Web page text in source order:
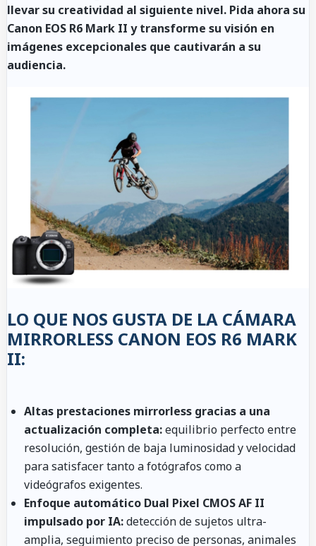
llevar su creatividad al siguiente nivel. Pida ahora su
Canon EOS R6 Mark II y transforme su visión en
imágenes excepcionales que cautivarán a su
audiencia.
LO QUE NOS GUSTA DE LA CÁMARA
MIRRORLESS CANON EOS R6 MARK
II:
Altas prestaciones mirrorless gracias a una
actualización completa:equilibrio perfecto entre
resolución, gestión de baja luminosidad y velocidad
para satisfacer tanto a fotógrafos como a
videógrafos exigentes.
Enfoque automático Dual Pixel CMOS AF II
impulsado por IA:detección de sujetos ultra-
amplia, seguimiento preciso de personas, animales